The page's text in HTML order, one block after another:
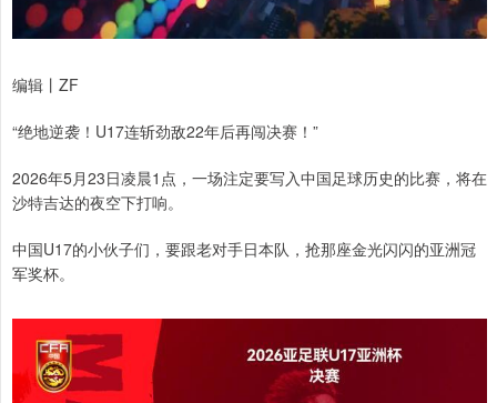
编辑丨ZF
“绝地逆袭！U17连斩劲敌22年后再闯决赛！”
2026年5月23日凌晨1点，一场注定要写入中国足球历史的比赛，将在
沙特吉达的夜空下打响。
中国U17的小伙子们，要跟老对手日本队，抢那座金光闪闪的亚洲冠
军奖杯。